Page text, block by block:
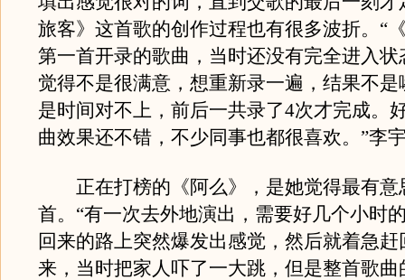
旅客》这首歌的创作过程也有很多波折。“
第一首开录的歌曲，当时还没有完全进入状
觉得不是很满意，想重新录一遍，结果不是
是时间对不上，前后一共录了4次才完成。
曲效果还不错，不少同事也都很喜欢。”李
正在打榜的《阿么》，是她觉得最有意
首。“有一次去外地演出，需要好几个小时
回来的路上突然爆发出感觉，然后就着急
来，当时把家人吓了一大跳，但是整首歌曲